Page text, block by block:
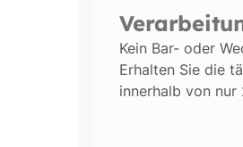
Kein Bar- oder
Erhalten Sie die
innerhalb von nur